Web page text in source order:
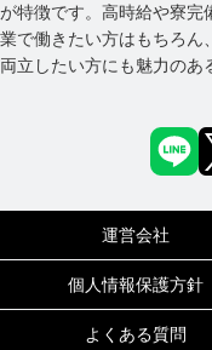
が特徴です。高時給や寮完
業で働きたい方はもちろん
両立したい方にも魅力のあ
運営会社
個人情報保護方針
よくある質問